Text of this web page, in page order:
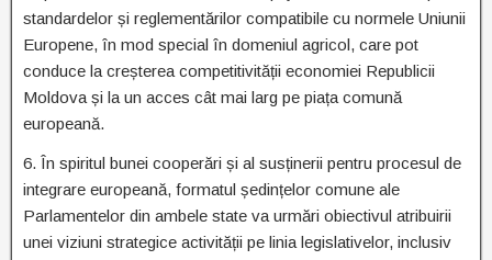
standardelor și reglementărilor compatibile cu normele Uniunii
Europene, în mod special în domeniul agricol, care pot
conduce la creșterea competitivității economiei Republicii
Moldova și la un acces cât mai larg pe piața comună
europeană.
6. În spiritul bunei cooperări și al susținerii pentru procesul de
integrare europeană, formatul ședințelor comune ale
Parlamentelor din ambele state va urmări obiectivul atribuirii
unei viziuni strategice activității pe linia legislativelor, inclusiv